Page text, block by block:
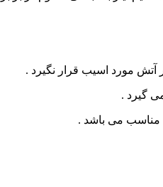
آتش مورد اسیب قرار نگیرد .
گیرد .
مناسب می باشد .